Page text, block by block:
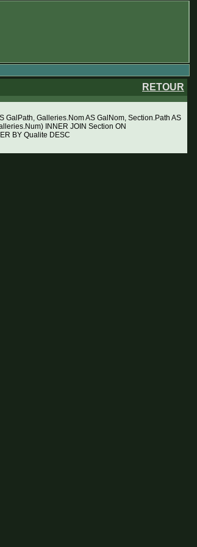
RETOUR
Galleries.Nom AS GalNom, Section.Path AS
INNER JOIN Section ON
BY Qualite DESC